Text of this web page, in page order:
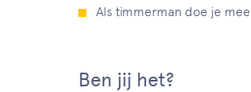
Als timmerman doe je
Ben jij het?